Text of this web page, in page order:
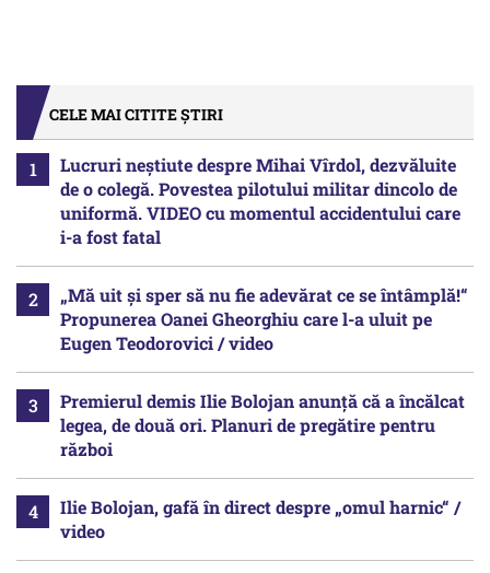
CELE MAI CITITE ȘTIRI
Lucruri neștiute despre Mihai Vîrdol, dezvăluite
de o colegă. Povestea pilotului militar dincolo de
uniformă. VIDEO cu momentul accidentului care
i-a fost fatal
„Mă uit și sper să nu fie adevărat ce se întâmplă!“
Propunerea Oanei Gheorghiu care l-a uluit pe
Eugen Teodorovici / video
Premierul demis Ilie Bolojan anunță că a încălcat
legea, de două ori. Planuri de pregătire pentru
război
Ilie Bolojan, gafă în direct despre „omul harnic“ /
video